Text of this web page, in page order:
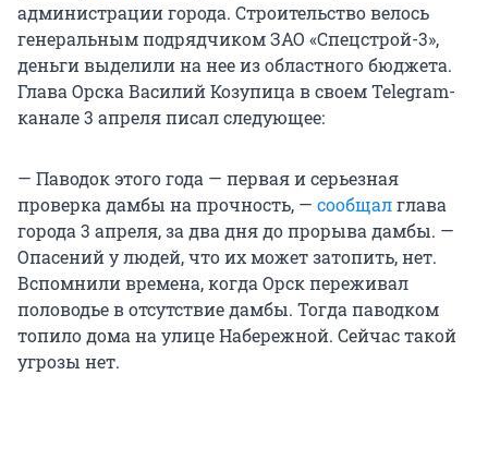
администрации города. Строительство велось
генеральным подрядчиком ЗАО «Спецстрой-3»,
деньги выделили на нее из областного бюджета.
Глава Орска Василий Козупица в своем Telegram-
канале 3 апреля писал следующее:
— Паводок этого года — первая и серьезная
проверка дамбы на прочность, — сообщалглава
города 3 апреля, за два дня до прорыва дамбы. —
Опасений у людей, что их может затопить, нет.
Вспомнили времена, когда Орск переживал
половодье в отсутствие дамбы. Тогда паводком
топило дома на улице Набережной. Сейчас такой
угрозы нет.